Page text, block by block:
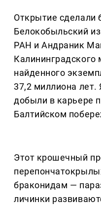
Открытие сделали
Белокобыльский
РАН и Андраник
Калининградского
найденного
37,2 миллиона
добыли в карьере
Балтийском
Этот крошечный
браконидам —
личинки